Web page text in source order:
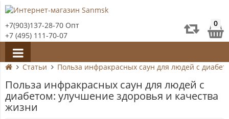
+7(903)137-28-70 Опт
+7 (495) 111-70-07
0
Статьи Польза инфракрасных саун для людей с
Польза инфракрасных саун для людей с
диабетом: улучшение здоровья и качества
жизни